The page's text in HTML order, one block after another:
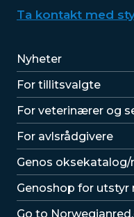
Ta kontakt med
Lenker
Nyheter
For tillitsvalgte
For veterinærer og
For avlsrådgivere
Lenker
Genos
Genoshop for utstyr
Go to